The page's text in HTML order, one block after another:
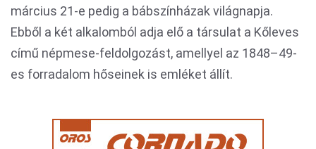
március 21-e pedig a bábszínházak világnapja.
Ebből a két alkalomból adja elő a társulat a Kőleves
című népmese-feldolgozást, amellyel az 1848–49-
es forradalom hőseinek is emléket állít.